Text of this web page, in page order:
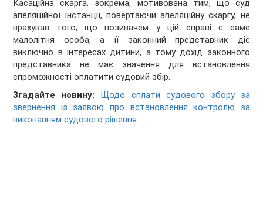
Касаційна скарга, зокрема, мотивована тим, що суд
апеляційної інстанції, повертаючи апеляційну скаргу, не
врахував того, що позивачем у цій справі є саме
малолітня особа, а її законний представник діє
виключно в інтересах дитини, а тому дохід законного
представника не має значення для встановлення
спроможності оплатити судовий збір.
Згадайте новину: Щодо сплати судового збору за
звернення із заявою про встановлення контролю за
виконанням судового рішення